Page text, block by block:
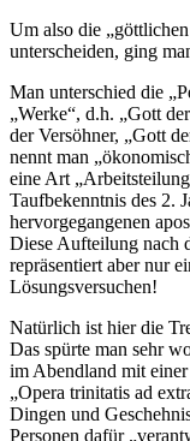
Um also die
unterscheiden, ging
Man unterschied die
„Werke“, d.h. „Gott
der Versöhner, „Gott
nennt man
eine Art
Taufbekenntnis des 2.
hervorgegangenen
Diese Aufteilung nach
repräsentiert aber nur
Lösungsversuchen!
Natürlich ist hier die
Das spürte man sehr
im Abendland mit
„Opera trinitatis ad
Dingen und
Personen dafür